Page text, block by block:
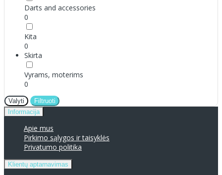
Darts and accessories
0
Kita
0
Skirta
Vyrams, moterims
0
Valyti
Filtruoti
Informacija
Apie mus
Pirkimo sąlygos ir taisyklės
Privatumo politika
Klientų aptarnavimas